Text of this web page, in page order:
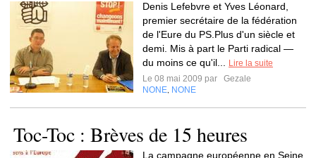
Denis Lefebvre et Yves Léonard,
premier secrétaire de la fédération
de l'Eure du PS.Plus d'un siècle et
demi. Mis à part le Parti radical —
du moins ce qu'il...
Lire la suite
Le 08 mai 2009 par
Gezale
NONE NONE
Toc-Toc : Brèves de 15 heures
La campagne européenne en Seine